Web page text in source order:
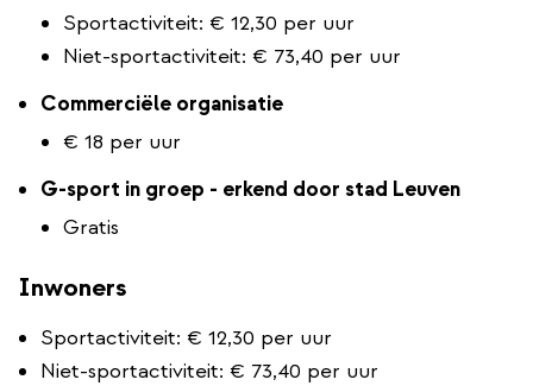
Sportactiviteit: € 12,30 per uur
Niet-sportactiviteit: € 73,40 per uur
Commerciële organisatie
€ 18 per uur
​​​​​​G-sport in groep - erkend door stad Leuven
Gratis
Inwoners
Sportactiviteit: € 12,30 per uur
Niet-sportactiviteit: € 73,40 per uur